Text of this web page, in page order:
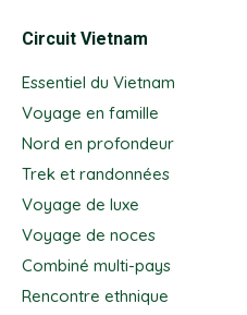
Circuit Vietnam
Essentiel du Vietnam
Voyage en famille
Nord en profondeur
Trek et randonnées
Voyage de luxe
Voyage de noces
Combiné multi-pays
Rencontre ethnique